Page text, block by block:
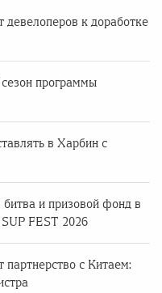
девелоперов к доработке
программы
в Харбин с
и призовой фонд в
FEST 2026
партнерство с Китаем: